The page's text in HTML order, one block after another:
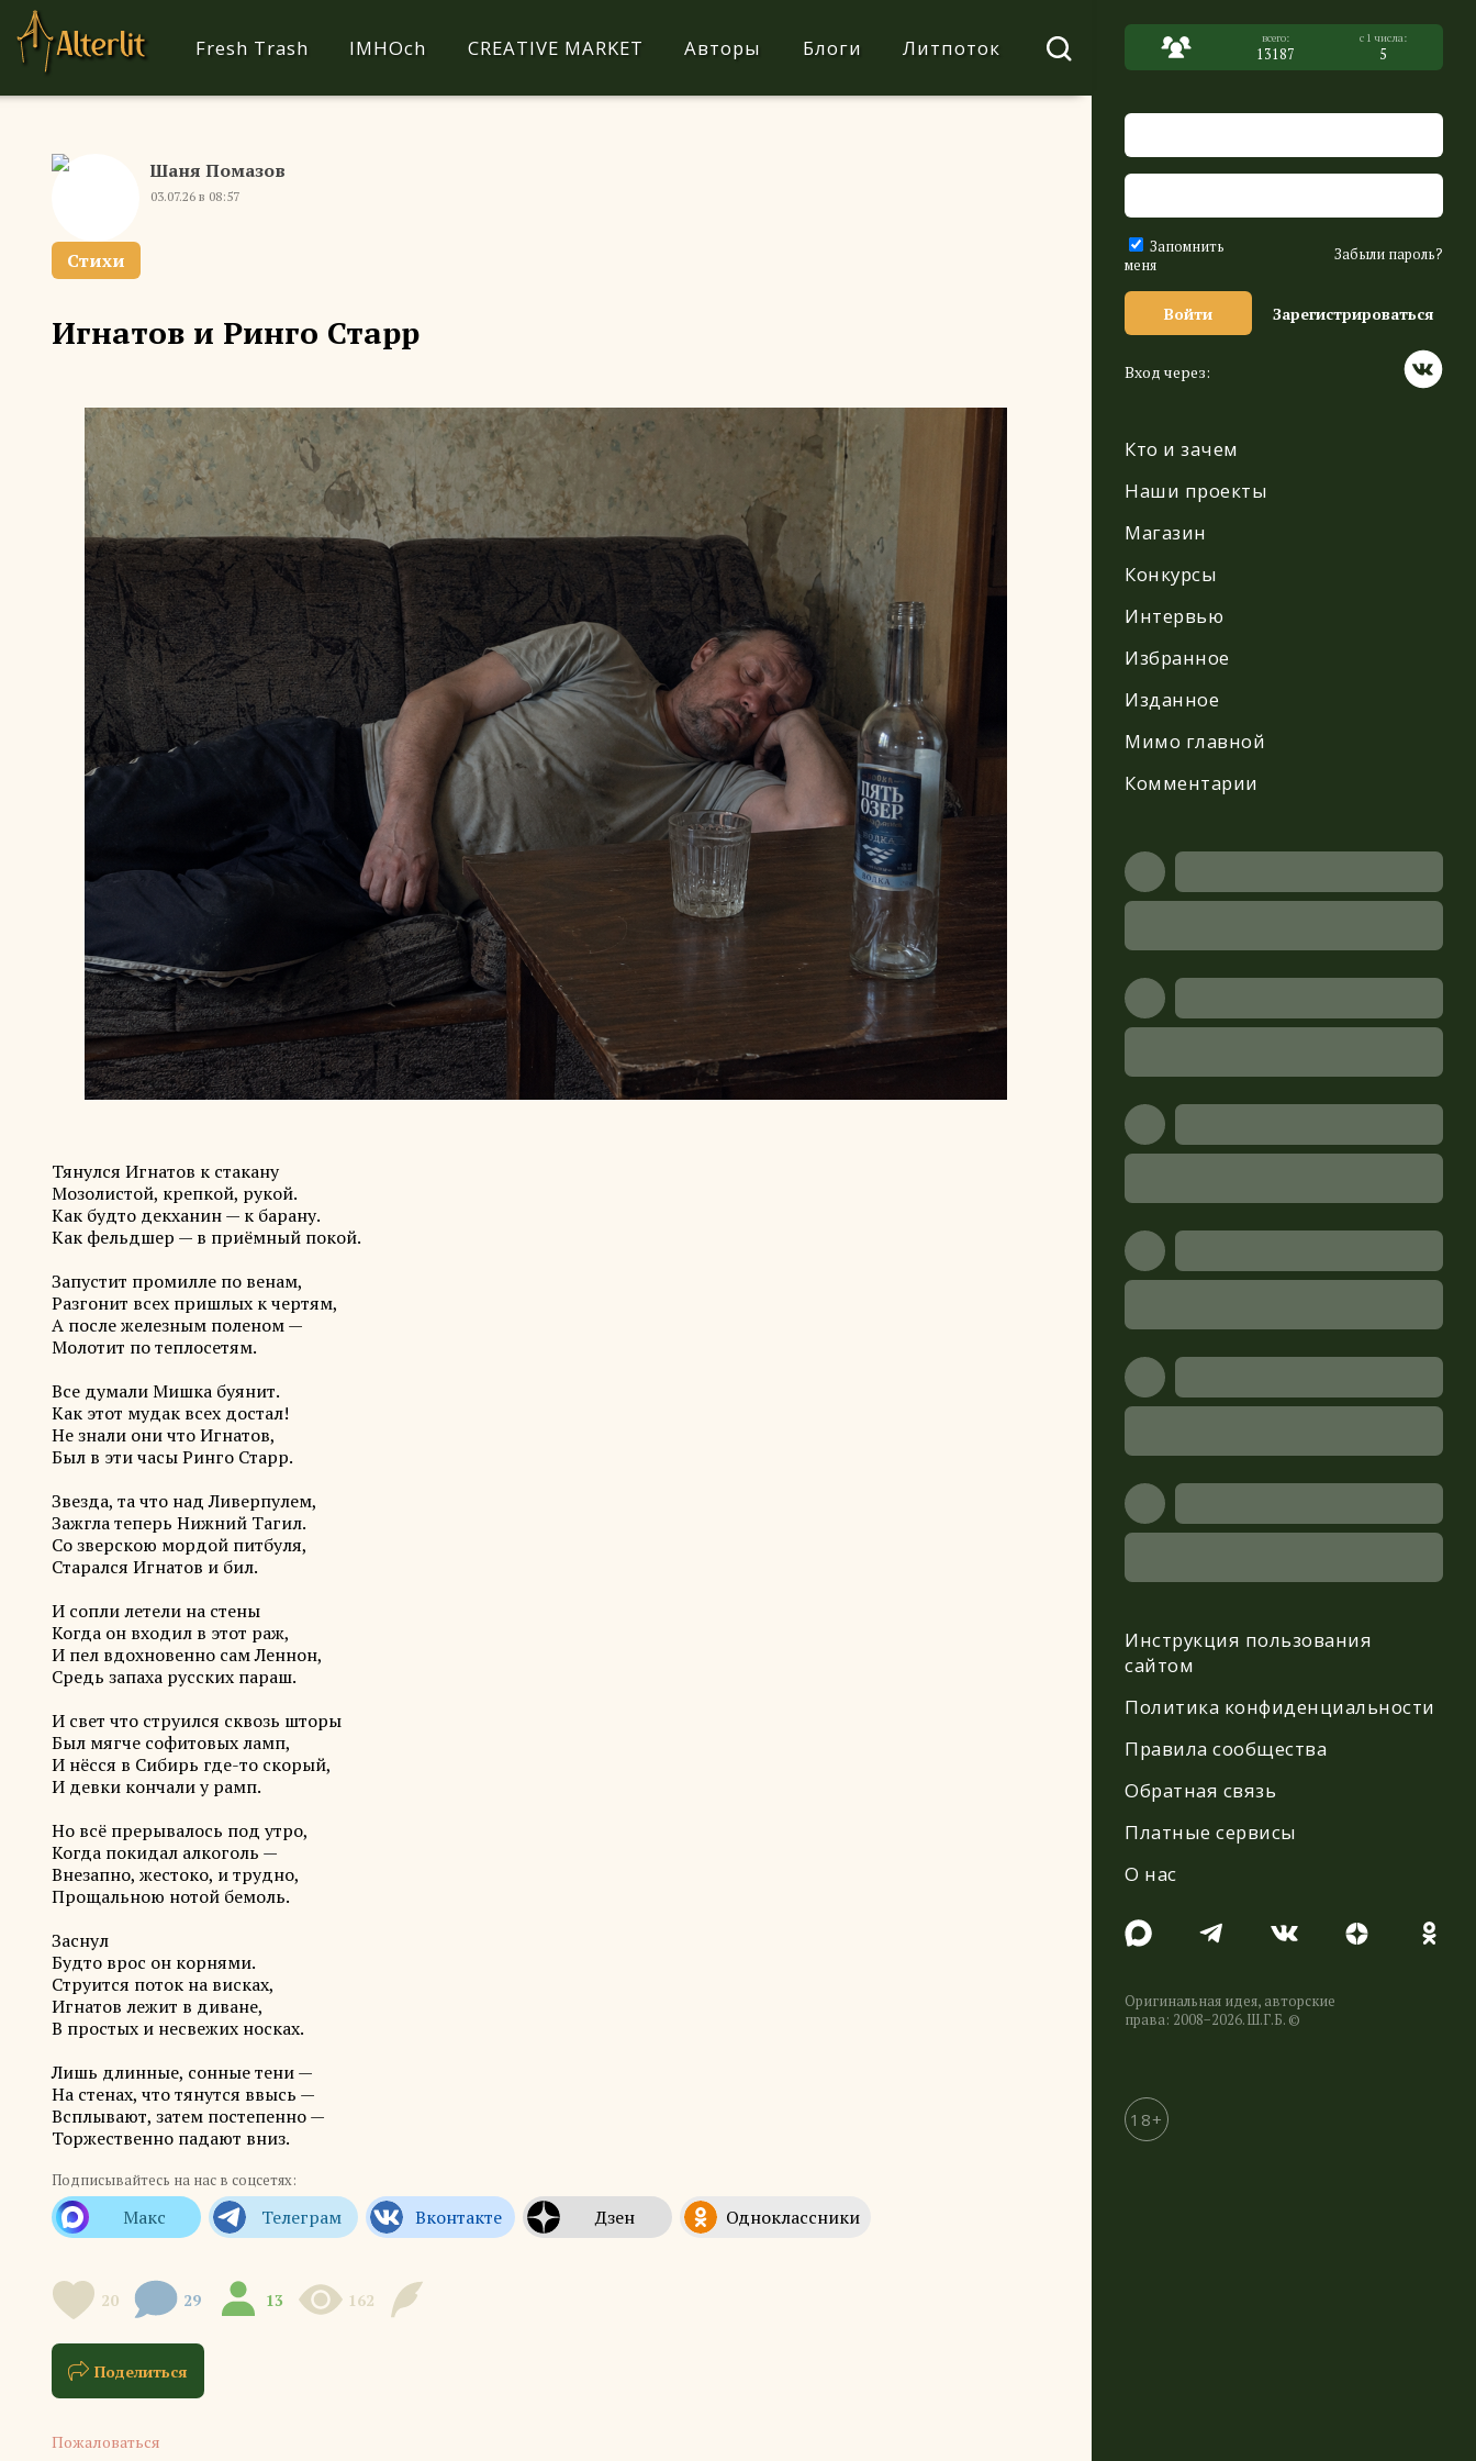
13187 5
Запомнить
меня
Забыли пароль?
Войти Зарегистрироваться
Вход через:
Кто и зачем
Наши проекты
Магазин
Конкурсы
Интервью
Избранное
Изданное
Мимо главной
Комментарии
Инструкция пользования
сайтом
Политика конфиденциальности
Правила сообщества
Обратная связь
Платные сервисы
О нас
Оригинальная идея, авторские
права: 2008−2026. Ш.Г.Б. ©
18+
Fresh Trash IMHOch CREATIVE MARKET Авторы Блоги Литпоток
Шаня Помазов
03.07.26 в 08:57
Стихи
Игнатов и Ринго Старр
Тянулся Игнатов к стакану
Мозолистой, крепкой, рукой.
Как будто декханин — к барану.
Как фельдшер — в приёмный покой.
Запустит промилле по венам,
Разгонит всех пришлых к чертям,
А после железным поленом —
Молотит по теплосетям.
Все думали Мишка буянит.
Как этот мудак всех достал!
Не знали они что Игнатов,
Был в эти часы Ринго Старр.
Звезда, та что над Ливерпулем,
Зажгла теперь Нижний Тагил.
Со зверскою мордой питбуля,
Старался Игнатов и бил.
И сопли летели на стены
Когда он входил в этот раж,
И пел вдохновенно сам Леннон,
Средь запаха русских параш.
И свет что струился сквозь шторы
Был мягче софитовых ламп,
И нёсся в Сибирь где-то скорый,
И девки кончали у рамп.
Но всё прерывалось под утро,
Когда покидал алкоголь —
Внезапно, жестоко, и трудно,
Прощальною нотой бемоль.
Заснул
Будто врос он корнями.
Струится поток на висках,
Игнатов лежит в диване,
В простых и несвежих носках.
Лишь длинные, сонные тени —
На стенах, что тянутся ввысь —
Всплывают, затем постепенно —
Торжественно падают вниз.
Подписывайтесь на нас в соцсетях:
20 29 13 162
Поделиться
Пожаловаться